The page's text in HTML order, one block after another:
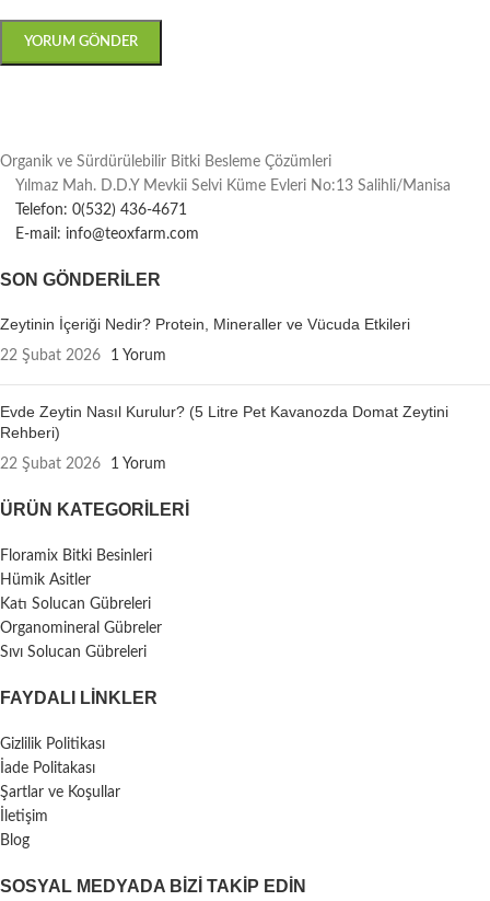
Organik ve Sürdürülebilir Bitki Besleme Çözümleri
Yılmaz Mah. D.D.Y Mevkii Selvi Küme Evleri No:13 Salihli/Manisa
Telefon: 0(532) 436-4671
E-mail: info@teoxfarm.com
SON GÖNDERILER
Zeytinin İçeriği Nedir? Protein, Mineraller ve Vücuda Etkileri
22 Şubat 2026 1 Yorum
Evde Zeytin Nasıl Kurulur? (5 Litre Pet Kavanozda Domat Zeytini
Rehberi)
22 Şubat 2026 1 Yorum
ÜRÜN KATEGORILERI
Floramix Bitki Besinleri
Hümik Asitler
Katı Solucan Gübreleri
Organomineral Gübreler
Sıvı Solucan Gübreleri
FAYDALI LİNKLER
Gizlilik Politikası
İade Politakası
Şartlar ve Koşullar
İletişim
Blog
SOSYAL MEDYADA BIZI TAKIP EDIN